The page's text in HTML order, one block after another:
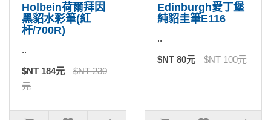
Holbein荷爾拜因
黑貂水彩筆(紅
杆/700R)
..
$NT 184元
$NT 230
元
Edinburgh愛丁堡
純貂圭筆E116
..
$NT 80元 $NT 100元